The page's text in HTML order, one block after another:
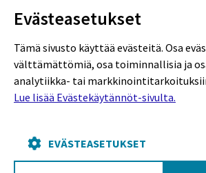
Evästekäytännöt
Evästeasetukset
Tämä sivusto käyttää evästeitä. Osa
välttämättömiä, osa toiminnallisia ja
analytiikka- tai
Lue lisää Evästekäytännöt-sivulta.
EVÄSTEASETUKSET